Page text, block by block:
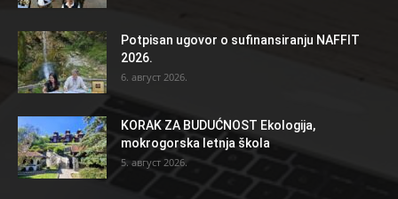
Potpisan ugovor o sufinansiranju NAFFIT
2026.
6. август 2026.
KORAK ZA BUDUĆNOST Ekologija,
mokrogorska letnja škola
5. август 2026.